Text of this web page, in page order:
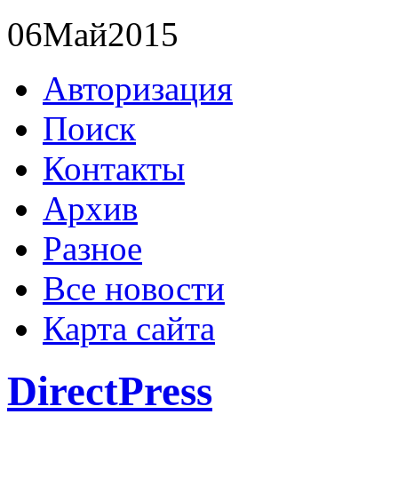
06Май2015
Авторизация
Поиск
Контакты
Архив
Разное
Все новости
Карта сайта
DirectPress